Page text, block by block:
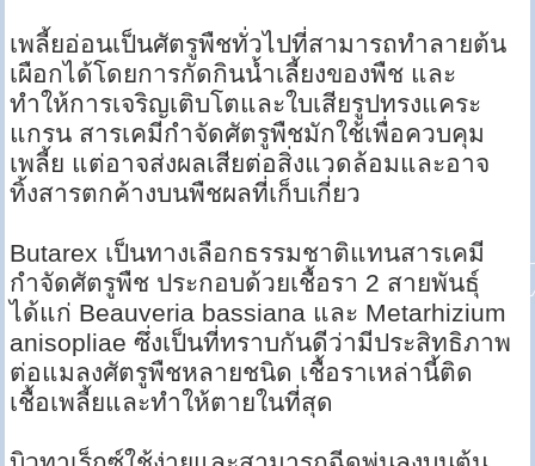
เพลี้ยอ่อนเป็นศัตรูพืชทั่วไปที่สามารถทำลายต้น
เผือกได้โดยการกัดกินน้ำเลี้ยงของพืช และ
ทำให้การเจริญเติบโตและใบเสียรูปทรงแคระ
แกรน สารเคมีกำจัดศัตรูพืชมักใช้เพื่อควบคุม
เพลี้ย แต่อาจส่งผลเสียต่อสิ่งแวดล้อมและอาจ
ทิ้งสารตกค้างบนพืชผลที่เก็บเกี่ยว
Butarex เป็นทางเลือกธรรมชาติแทนสารเคมี
กำจัดศัตรูพืช ประกอบด้วยเชื้อรา 2 สายพันธุ์
ได้แก่ Beauveria bassiana และ Metarhizium
anisopliae ซึ่งเป็นที่ทราบกันดีว่ามีประสิทธิภาพ
ต่อแมลงศัตรูพืชหลายชนิด เชื้อราเหล่านี้ติด
เชื้อเพลี้ยและทำให้ตายในที่สุด